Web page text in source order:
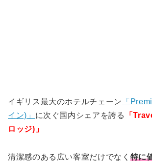
イギリス最大のホテルチェーン
「
イン)」 に次ぐ国内シェアを誇る
「
ロッジ)」
清潔感のある広い客室だけでなく 特に